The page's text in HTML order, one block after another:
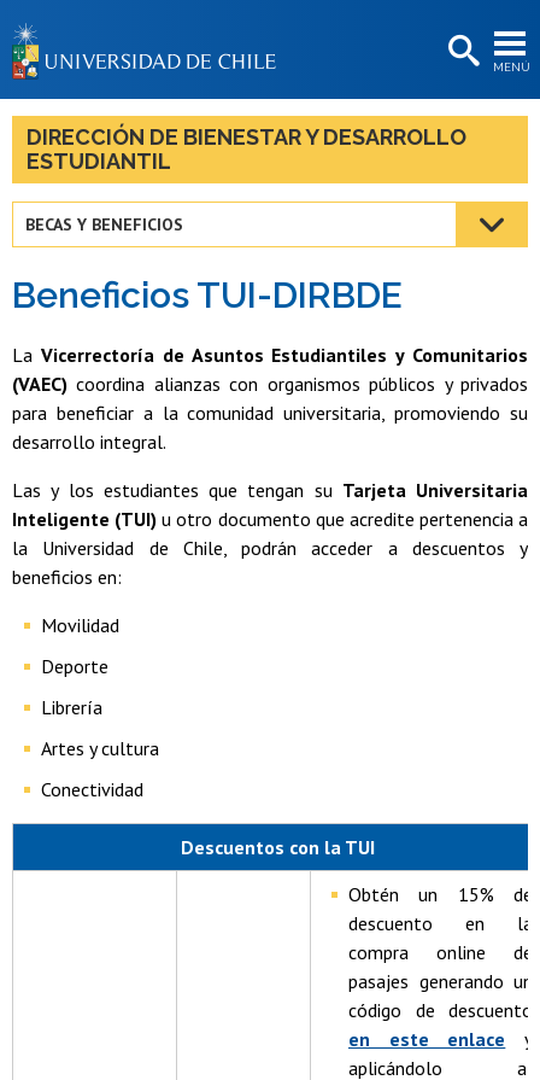
MENÚ
BIBLIOTECAS
LA UNIVERSIDAD
DIRECCIÓN DE BIENESTAR Y DESARROLLO
ESTUDIANTIL
BECAS Y BENEFICIOS
Beneficios TUI-DIRBDE
La Vicerrectoría de Asuntos Estudiantiles y Comunitarios
(VAEC) coordina alianzas con organismos públicos y privados
para beneficiar a la comunidad universitaria, promoviendo su
desarrollo integral.
Las y los estudiantes que tengan su Tarjeta Universitaria
Inteligente (TUI) u otro documento que acredite pertenencia a
la Universidad de Chile, podrán acceder a descuentos y
beneficios en:
Movilidad
Deporte
Librería
Artes y cultura
Conectividad
Descuentos con la TUI
Obtén un 15% de
descuento en la
compra online de
pasajes generando un
código de descuento
en este enlace y
aplicándolo al